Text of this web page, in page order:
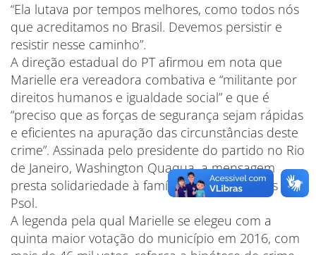
“Ela lutava por tempos melhores, como todos nós
que acreditamos no Brasil. Devemos persistir e
resistir nesse caminho”.
A direção estadual do PT afirmou em nota que
Marielle era vereadora combativa e “militante por
direitos humanos e igualdade social” e que é
“preciso que as forças de segurança sejam rápidas
e eficientes na apuração das circunstâncias deste
crime”. Assinada pelo presidente do partido no Rio
de Janeiro, Washington Quaqua, a mensagem
presta solidariedade à família e ao integrantes do
Psol.
A legenda pela qual Marielle se elegeu com a
quinta maior votação do município em 2016, com